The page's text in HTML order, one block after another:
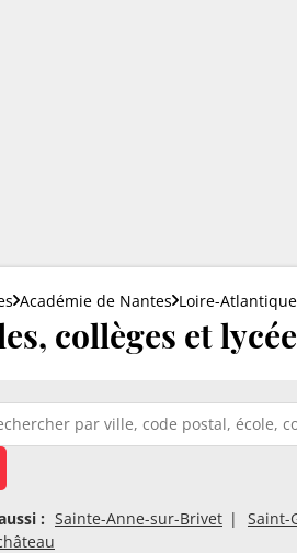
Académie de Nantes Loire-Atlantique
collèges et
: Sainte-Anne-sur-Brivet
Saint-